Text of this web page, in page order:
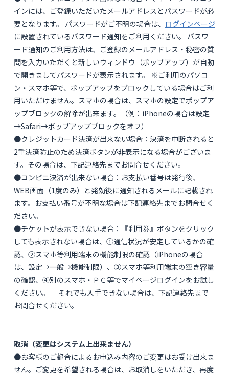
インには、ご登録いただいたメールアドレスとパスワードが必
要となります。 パスワードがご不明の場合は、 ログインページ
に設置されているパスワード通知をご利用ください。 パスワ
ード通知のご利用方法は、ご登録のメールアドレス・秘密の質
問を入力いただくと新しいウィンドウ（ポップアップ）が自動
で開きましてパスワードが表示されます。 ※ご利用のパソコ
ン・スマホ等で、ポップアップをブロックしている場合はご利
用いただけません。スマホの場合は、スマホの設定でポップア
ップブロックの解除が出来ます。（例：iPhoneの場合は設定
→Safari→ポップアップブロックをオフ）
●クレジットカード決済が出来ない場合：決済を中断されると
2重決済防止のため決済ボタンが非表示になる場合がございま
す。その場合は、下記連絡先までお問合せください。
●コンビニ決済が出来ない場合：お支払い番号は発行後、
WEB画面（1度のみ）と発効後に通知されるメールに記載され
ます。お支払い番号が不明な場合は下記連絡先までお問合せく
ださい。
●チケットが表示できない場合：『利用券』ボタンをクリック
しても表示されない場合は、①通信状況が安定しているかの確
認、②スマホ等利用端末の機能制限の確認（iPhoneの場合
は、設定→一般→機能制限）、③スマホ等利用端末の空き容量
の確認、④別のスマホ・ＰＣ等でマイページログインをお試し
ください。 それでも入手できない場合は、下記連絡先まで
お問合せください。
取消（変更はシステム上出来ません）
●お客様のご都合によるお申込み内容のご変更はお受け出来ま
せん。ご変更を希望される場合は、お取消しをいただき、再度